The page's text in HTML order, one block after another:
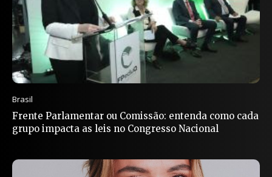
Brasil
Frente Parlamentar ou Comissão: entenda como cada
grupo impacta as leis no Congresso Nacional